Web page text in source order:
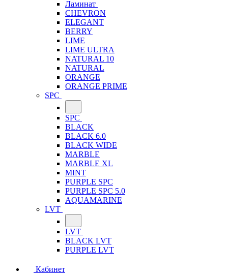
Ламинат
CHEVRON
ELEGANT
BERRY
LIME
LIME ULTRA
NATURAL 10
NATURAL
ORANGE
ORANGE PRIME
SPC
SPC
BLACK
BLACK 6.0
BLACK WIDE
MARBLE
MARBLE XL
MINT
PURPLE SPC
PURPLE SPC 5.0
AQUAMARINE
LVT
LVT
BLACK LVT
PURPLE LVT
Кабинет